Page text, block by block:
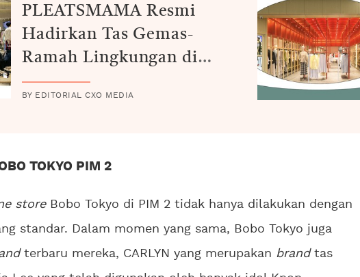
PLEATSMAMA Resmi
Hadirkan Tas Gemas-
Ramah Lingkungan di
BOBO TOKYO Grand
BY EDITORIAL CXO MEDIA
TOKYO PIM 2
storeBobo Tokyo di PIM 2 tidak hanya dilakukan dengan
standar. Dalam momen yang sama, Bobo Tokyo juga
terbaru mereka, CARLYN yang merupakan brandtas